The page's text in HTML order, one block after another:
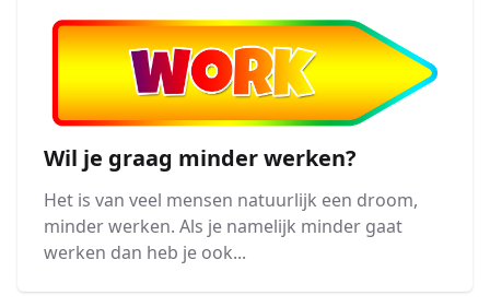
Wil je graag minder werken?
Het is van veel mensen natuurlijk een droom,
minder werken. Als je namelijk minder gaat
werken dan heb je ook...